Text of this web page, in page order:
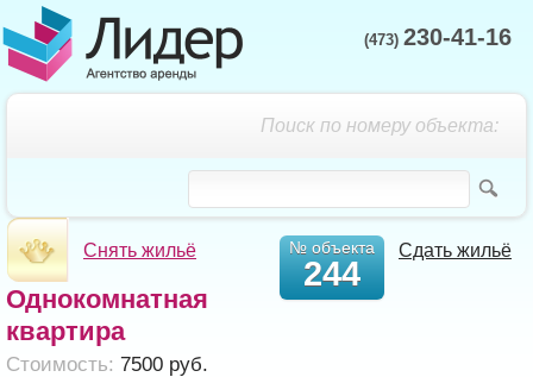
(473) 230-41-16
Поиск по номеру объекта:
Снять жильё Сдать жильё
№ объекта
244
Однокомнатная
квартира
Cтоимость: 7500 руб.